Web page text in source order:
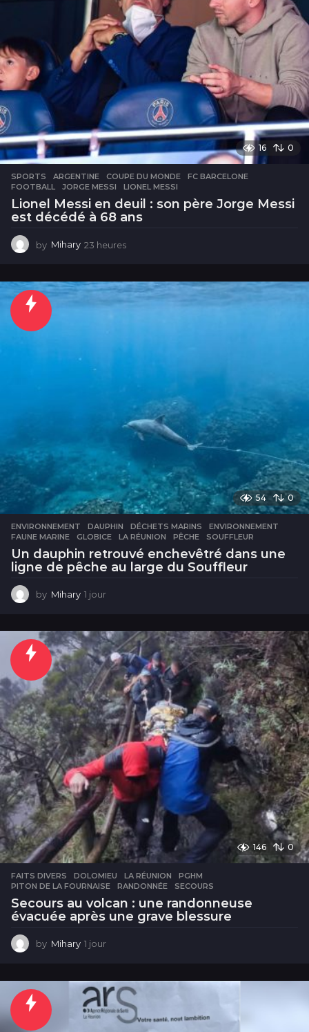
16 0
SPORTS ARGENTINE ,COUPE DU MONDE ,FC BARCELONE
FOOTBALL
,JORGE MESSI ,LIONEL MESSI
Lionel Messi en deuil : son père Jorge Messi
est décédé à 68 ans
by Mihary 23 heures
e
54 0
ENVIRONNEMENT DAUPHIN ,DÉCHETS MARINS ,ENVIRONNEMENT
FAUNE MARINE
,GLOBICE ,LA RÉUNION ,PÊCHE ,SOUFFLEUR
Un dauphin retrouvé enchevêtré dans une
ligne de pêche au large du Souffleur
by Mihary 1 jour
u
r
146 0
FAITS DIVERS DOLOMIEU ,LA RÉUNION ,PGHM
PITON DE LA FOURNAISE
,RANDONNÉE ,SECOURS
Secours au volcan : une randonneuse
évacuée après une grave blessure
by Mihary 1 jour
u
r